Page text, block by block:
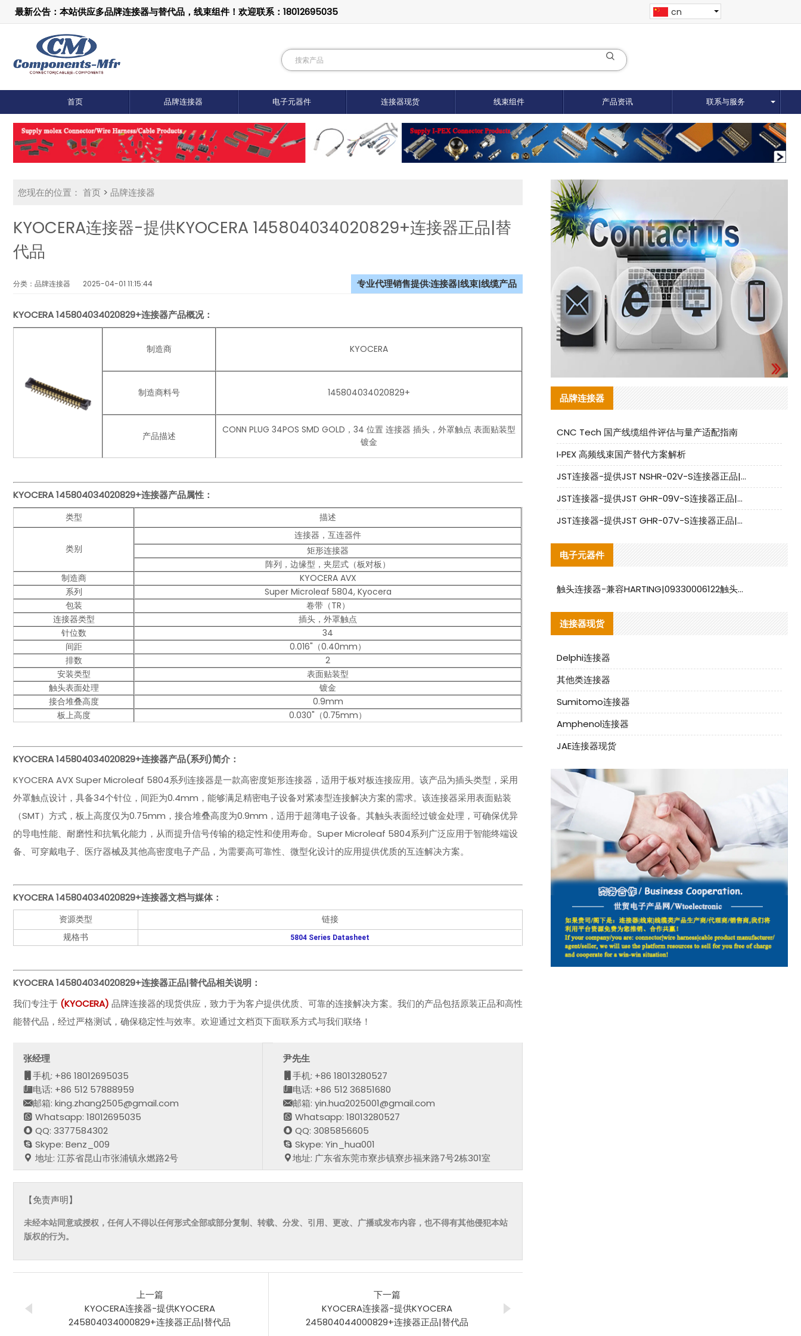
最新公告：本站供应多品牌连接器与替代品，线束组件！欢迎联系：18012695035 cn
首页 品牌连接器 电子元器件 连接器现货 线束组件 产品资讯 联系与服务
您现在的位置： 首页 > 品牌连接器
KYOCERA连接器-提供KYOCERA 145804034020829+连接器正品|替
代品
分类：品牌连接器 2025-04-01 11:15:44 专业代理销售提供:连接器|线束|线缆产品
KYOCERA145804034020829+连接器产品概况：
制造商 KYOCERA
制造商料号 145804034020829+
产品描述
CONN PLUG 34POS SMD GOLD，34 位置 连接器 插头，外罩触点 表面贴装型
镀金
KYOCERA 145804034020829+连接器产品属性：
类型 描述
类别
连接器，互连器件
矩形连接器
阵列，边缘型，夹层式（板对板）
制造商
KYOCERA AVX
系列
Super Microleaf 5804, Kyocera
包装
卷带（TR）
连接器类型
插头，外罩触点
针位数
34
间距
0.016"（0.40mm）
排数
2
安装类型
表面贴装型
触头表面处理
镀金
接合堆叠高度
0.9mm
板上高度
0.030"（0.75mm）
KYOCERA 145804034020829+连接器产品(系列)简介：
KYOCERA AVX Super Microleaf 5804系列连接器是一款高密度矩形连接器，适用于板对板连接应用。该产品为插头类型，采用
外罩触点设计，具备34个针位，间距为0.4mm，能够满足精密电子设备对紧凑型连接解决方案的需求。该连接器采用表面贴装
（SMT）方式，板上高度仅为0.75mm，接合堆叠高度为0.9mm，适用于超薄电子设备。其触头表面经过镀金处理，可确保优异
的导电性能、耐磨性和抗氧化能力，从而提升信号传输的稳定性和使用寿命。Super Microleaf 5804系列广泛应用于智能终端设
备、可穿戴电子、医疗器械及其他高密度电子产品，为需要高可靠性、微型化设计的应用提供优质的互连解决方案。
KYOCERA 145804034020829+连接器文档与媒体：
资源类型
链接
规格书
5804 Series Datasheet
KYOCERA 145804034020829+连接器正品|替代品相关说明：
我们专注于 (KYOCERA) 品牌连接器的现货供应，致力于为客户提供优质、可靠的连接解决方案。我们的产品包括原装正品和高性
能替代品，经过严格测试，确保稳定性与效率。欢迎通过文档页下面联系方式与我们联络！
张经理
手机: +86 18012695035
电话: +86 512 57888959
邮箱: king.zhang2505@gmail.com
Whatsapp: 18012695035
QQ: 3377584302
Skype: Benz_009
地址: 江苏省昆山市张浦镇永燃路2号
尹先生
手机: +86 18013280527
电话: +86 512 36851680
邮箱: yin.hua2025001@gmail.com
Whatsapp: 18013280527
QQ: 3085856605
Skype: Yin_hua001
地址: 广东省东莞市寮步镇寮步福来路7号2栋301室
【免责声明】
未经本站同意或授权，任何人不得以任何形式全部或部分复制、转载、分发、引用、更改、广播或发布内容，也不得有其他侵犯本站
版权的行为。
上一篇
KYOCERA连接器-提供KYOCERA
245804034000829+连接器正品|替代品
下一篇
KYOCERA连接器-提供KYOCERA
245804044000829+连接器正品|替代品
品牌连接器
CNC Tech 国产线缆组件评估与量产适配指南
I‑PEX 高频线束国产替代方案解析
JST连接器-提供JST NSHR-02V-S连接器正品|替代品
JST连接器-提供JST GHR-09V-S连接器正品|替代品
JST连接器-提供JST GHR-07V-S连接器正品|替代品
电子元器件
触头连接器-兼容HARTING|09330006122触头连接器替代品说明
连接器现货
Delphi连接器
其他类连接器
Sumitomo连接器
Amphenol连接器
JAE连接器现货